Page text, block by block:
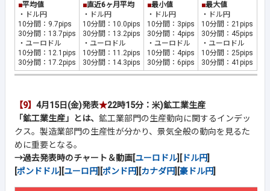
■平均値
・ドル円
10分間：9.7pips
30分間：13.7pips
・ユーロドル
10分間：12.1pips
30分間：17.2pips
■直近6ヶ月平均
・ドル円
10分間：10.0pips
30分間：13.2pips
・ユーロドル
10分間：11.2pips
30分間：14.3pips
■最小値
・ドル円
10分間：3pips
30分間：4pips
・ユーロドル
10分間：4pips
30分間：6pips
■最大値
・ドル円
10分間：21pips
30分間：45pips
・ユーロドル
10分間：25pips
30分間：41pips
【9】 4月15日(金)発表★22時15分：米)鉱工業生産
「鉱工業生産」とは、 鉱工業部門の生産動向に関するインデッ
クス。製造業部門の生産性が分かり、景気全般の動向を見るた
めに重要となる。
→過去発表時のチャート＆動画[ユーロドル][ ドル円]
[ポンドドル][ユーロ円][ポンド円][カナダ円][豪ドル円]